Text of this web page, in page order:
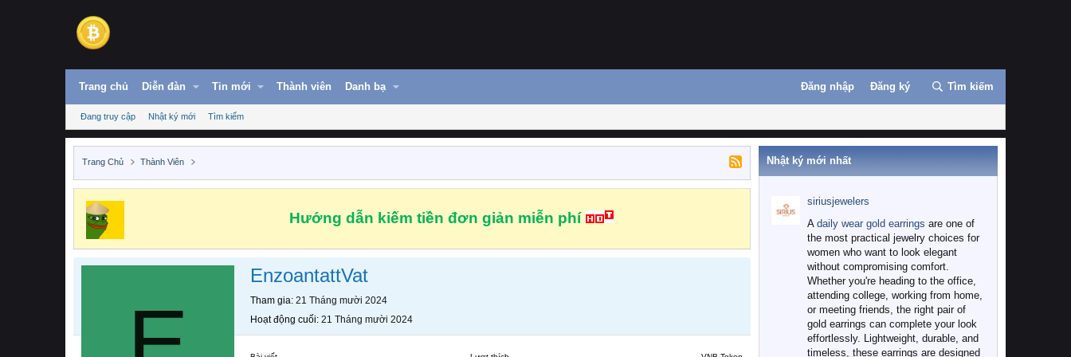
Trang chủ Diễn đàn Tin mới Thành viên Danh bạ Đăng nhập Đăng ký Tìm kiếm
Đang truy cập Nhật ký mới Tìm kiếm
Trang Chủ Thành Viên
Hướng dẫn kiếm tiền đơn giản miễn phí
EnzoantattVat
Tham gia 21 Tháng mười 2024
Hoạt động cuối 21 Tháng mười 2024
Nhật ký mới nhất
siriusjewelers
A daily wear gold earrings are one of
the most practical jewelry choices for
women who want to look elegant
without compromising comfort.
Whether you're heading to the office,
attending college, working from home,
or meeting friends, the right pair of
gold earrings can complete your look
effortlessly. Lightweight, durable, and
timeless, these earrings are designed